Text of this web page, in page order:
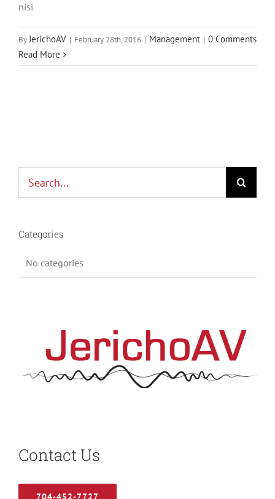
nisi
ByJerichoAV | February 28th, 2016 | Management | 0 Comments
Read More
Categories
No categories
Contact Us
704-452-7727